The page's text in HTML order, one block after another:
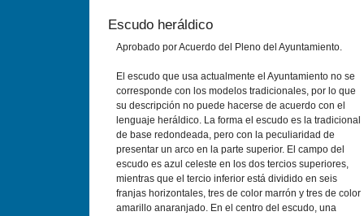
Escudo heráldico
Aprobado por Acuerdo del Pleno del Ayuntamiento.
El escudo que usa actualmente el Ayuntamiento no se
corresponde con los modelos tradicionales, por lo que
su descripción no puede hacerse de acuerdo con el
lenguaje heráldico. La forma el escudo es la tradicional
de base redondeada, pero con la peculiaridad de
presentar un arco en la parte superior. El campo del
escudo es azul celeste en los dos tercios superiores,
mientras que el tercio inferior está dividido en seis
franjas horizontales, tres de color marrón y tres de color
amarillo anaranjado. En el centro del escudo, una